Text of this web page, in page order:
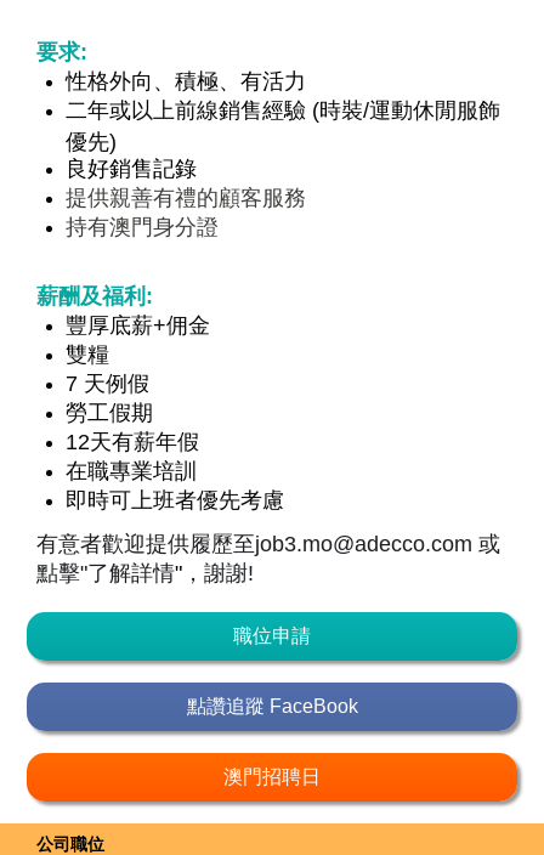
要求:
性格外向、積極、有活力
二年或以上前線銷售經驗 (時裝/運動休閒服飾
優先)
良好銷售記錄
提供親善有禮的顧客服務
持有澳門身分證
薪酬及福利:
豐厚底薪+佣金
雙糧
7 天例假
勞工假期​
12天有薪年假
在職專業培訓
即時可上班者優先考慮
有意者歡迎提供履歷至job3.mo@adecco.com 或
點擊"了解詳情" ，謝謝!
職位申請
點讚追蹤 FaceBook
澳門招聘日
公司職位